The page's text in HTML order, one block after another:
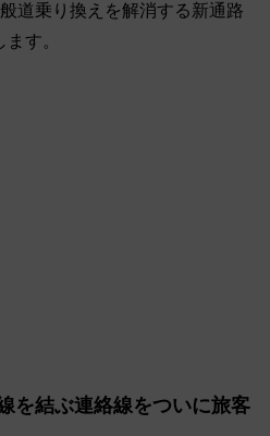
道乗り換えを解消する新通路
す。
を結ぶ連絡線をついに旅客